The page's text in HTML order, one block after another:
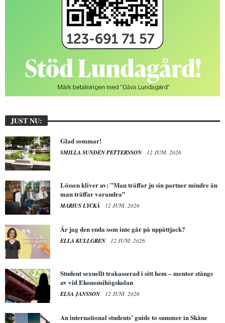
JUST NU:
Glad sommar!
SMILLA SUNDÉN PETTERSSON 12 JUNI, 2026
Lössen kliver av: ”Man träffar ju sin partner mindre än
man träffar varandra”
MARIUS LYCKÅ 12 JUNI, 2026
Är jag den enda som inte går på uppåttjack?
ELLA KULLGREN 12 JUNI, 2026
Student sexuellt trakasserad i sitt hem – mentor stängs
av vid Ekonomihögskolan
ELSA JANSSON 12 JUNI, 2026
An international students’ guide to summer in Skåne